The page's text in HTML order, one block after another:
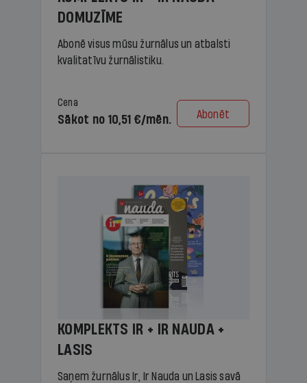
DOMUZĪME
Abonē visus mūsu žurnālus un atbalsti
kvalitatīvu žurnālistiku.
Cena
Sākot no 10,51 €/mēn. Abonēt
KOMPLEKTS IR + IR NAUDA +
LASIS
Saņem žurnālus Ir, Ir Nauda un Lasis savā